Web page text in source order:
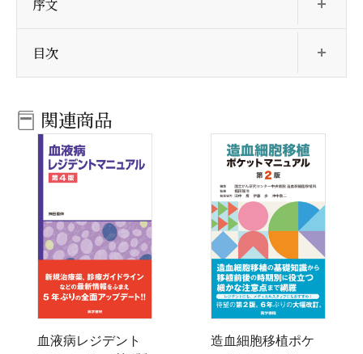
序文
目次
関連商品
血液病レジデント
造血細胞移植ポケ